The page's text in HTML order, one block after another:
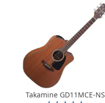
Takamine GD11MCE-NS